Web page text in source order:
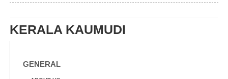
KERALA KAUMUDI
GENERAL